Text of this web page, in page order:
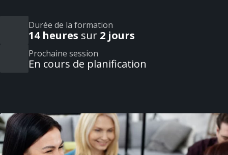
Durée de la formation
14 heures sur 2 jours
Prochaine session
En cours de planification